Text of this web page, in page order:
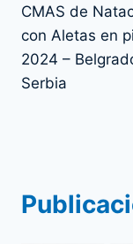
CMAS de
con Aletas en
2024 –
Serbia